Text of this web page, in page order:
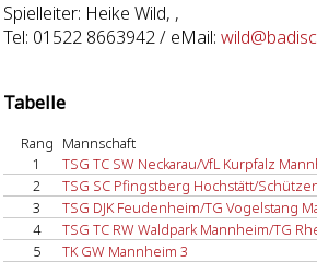
Spielleiter: Heike Wild, ,
Tel: 01522 8663942 / eMail:
Tabelle
Rang Mannschaft
1
TSG TC SW Neckarau/VfL Kurpfalz
2
TSG SC Pfingstberg Hochstätt/
3
TSG DJK Feudenheim/TG Vogelstang
4
TSG TC RW Waldpark Mannheim/TG
5
TK GW Mannheim 3